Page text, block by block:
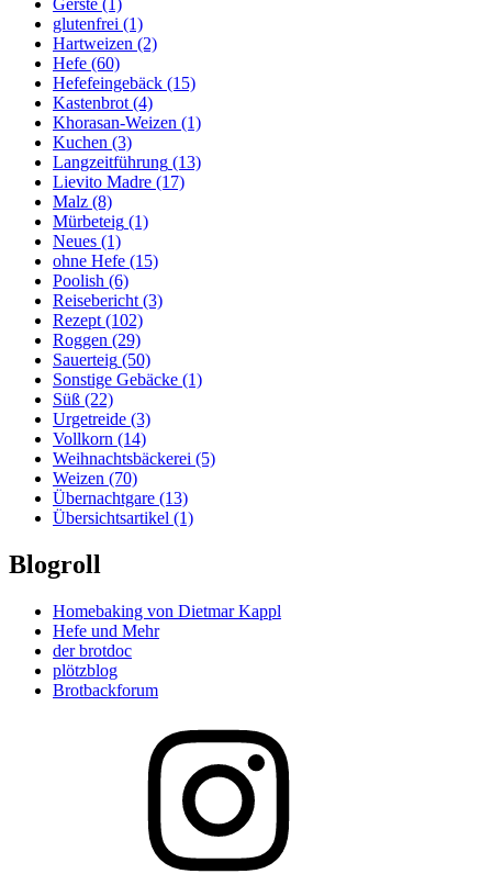
Gerste (1)
glutenfrei (1)
Hartweizen (2)
Hefe (60)
Hefefeingebäck (15)
Kastenbrot (4)
Khorasan-Weizen (1)
Kuchen (3)
Langzeitführung (13)
Lievito Madre (17)
Malz (8)
Mürbeteig (1)
Neues (1)
ohne Hefe (15)
Poolish (6)
Reisebericht (3)
Rezept (102)
Roggen (29)
Sauerteig (50)
Sonstige Gebäcke (1)
Süß (22)
Urgetreide (3)
Vollkorn (14)
Weihnachtsbäckerei (5)
Weizen (70)
Übernachtgare (13)
Übersichtsartikel (1)
Blogroll
Homebaking von Dietmar Kappl
Hefe und Mehr
der brotdoc
plötzblog
Brotbackforum